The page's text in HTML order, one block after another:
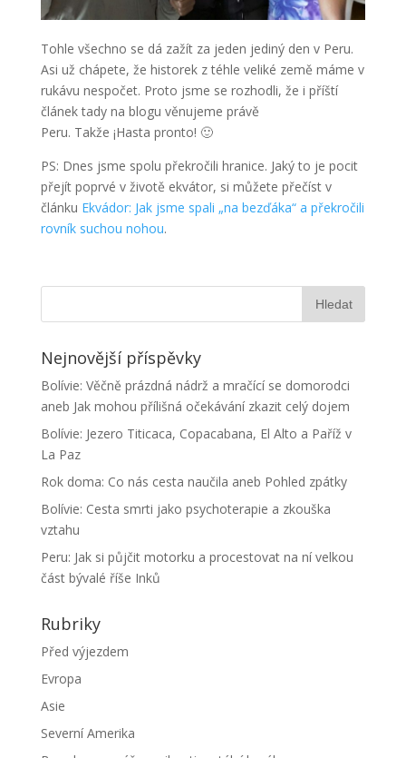
Tohle všechno se dá zažít za jeden jediný den v Peru.
Asi už chápete, že historek z téhle veliké země máme v
rukávu nespočet. Proto jsme se rozhodli, že i příští
článek tady na blogu věnujeme právě
Peru. Takže ¡Hasta pronto! 🙂
PS: Dnes jsme spolu překročili hranice. Jaký to je pocit
přejít poprvé v životě ekvátor, si můžete přečíst v
článku Ekvádor: Jak jsme spali „na bezďáka“ a překročili
rovník suchou nohou.
Nejnovější příspěvky
Bolívie: Věčně prázdná nádrž a mračící se domorodci
aneb Jak mohou přílišná očekávání zkazit celý dojem
Bolívie: Jezero Titicaca, Copacabana, El Alto a Paříž v
La Paz
Rok doma: Co nás cesta naučila aneb Pohled zpátky
Bolívie: Cesta smrti jako psychoterapie a zkouška
vztahu
Peru: Jak si půjčit motorku a procestovat na ní velkou
část bývalé říše Inků
Rubriky
Před výjezdem
Evropa
Asie
Severní Amerika